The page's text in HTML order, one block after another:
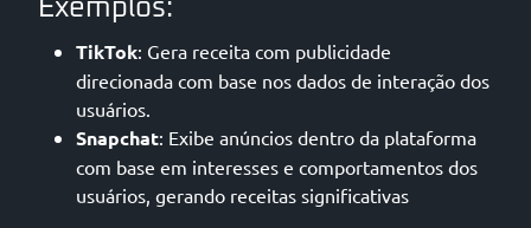
Exemplos:
TikTok: Gera receita com publicidade
direcionada com base nos dados de interação dos
usuários.
Snapchat: Exibe anúncios dentro da plataforma
com base em interesses e comportamentos dos
usuários, gerando receitas significativas